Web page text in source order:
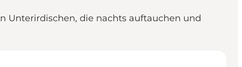
Unterirdischen, die nachts auftauchen und